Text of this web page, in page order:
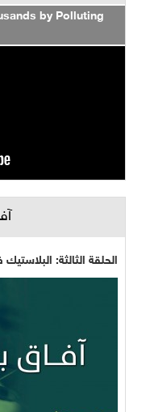
by Polluting
الحلقة الثالثة: